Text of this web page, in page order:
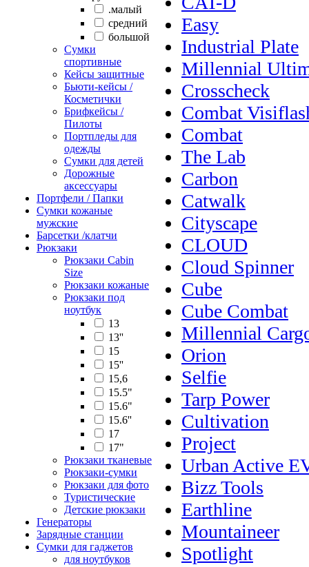
.малый
cредний
большой
Сумки
спортивные
Кейсы защитные
Бьюти-кейсы /
Косметички
Брифкейсы /
Пилоты
Портпледы для
одежды
Сумки для детей
Дорожные
аксессуары
Портфели / Папки
Сумки кожаные
мужские
Барсетки /клатчи
Рюкзаки
Рюкзаки Сabin
Size
Рюкзаки кожаные
Рюкзаки под
ноутбук
13
13''
15
15''
15,6
15.5"
15.6"
15.6''
17
17"
Рюкзаки тканевые
Рюкзаки-сумки
Рюкзаки для фото
Туристические
Детские рюкзаки
Генераторы
Зарядные станции
Сумки для гаджетов
для ноутбуков
Easy
Industrial Plate
Millennial
Crosscheck
Combat
Combat
The Lab
Carbon
Catwalk
Cityscape
CLOUD
Cloud Spinner
Cube
Cube Combat
Millennial
Orion
Selfie
Tarp Power
Cultivation
Project
Urban Active
Bizz Tools
Earthline
Mountaineer
Spotlight